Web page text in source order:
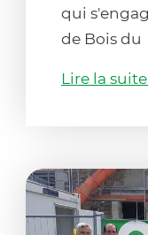
qui
de Bois du
Lire la